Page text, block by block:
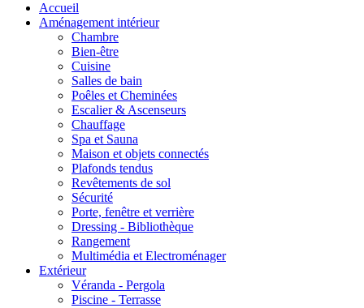
Accueil
Aménagement intérieur
Chambre
Bien-être
Cuisine
Salles de bain
Poêles et Cheminées
Escalier & Ascenseurs
Chauffage
Spa et Sauna
Maison et objets connectés
Plafonds tendus
Revêtements de sol
Sécurité
Porte, fenêtre et verrière
Dressing - Bibliothèque
Rangement
Multimédia et Electroménager
Extérieur
Véranda - Pergola
Piscine - Terrasse